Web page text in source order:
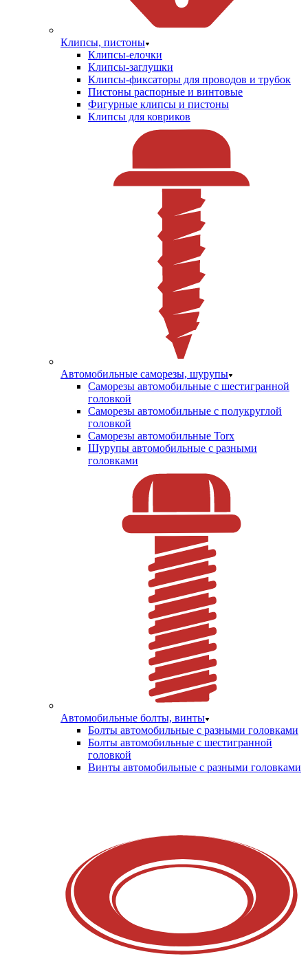
Клипсы, пистоны
Клипсы-елочки
Клипсы-заглушки
Клипсы-фиксаторы для проводов и трубок
Пистоны распорные и винтовые
Фигурные клипсы и пистоны
Клипсы для ковриков
Автомобильные саморезы, шурупы
Саморезы автомобильные с шестигранной
головкой
Саморезы автомобильные с полукруглой
головкой
Саморезы автомобильные Torx
Шурупы автомобильные с разными
головками
Автомобильные болты, винты
Болты автомобильные с разными головками
Болты автомобильные с шестигранной
головкой
Винты автомобильные с разными головками